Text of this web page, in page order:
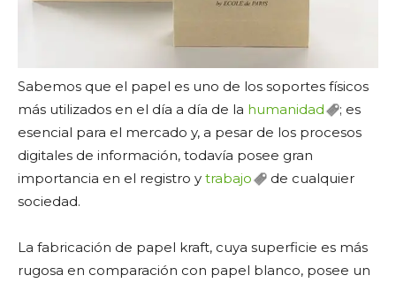
Sabemos que el papel es uno de los soportes físicos
más utilizados en el día a día de la humanidad
; es
esencial para el mercado y, a pesar de los procesos
digitales de información, todavía posee gran
importancia en el registro y trabajo
de cualquier
sociedad.
La fabricación de papel kraft, cuya superficie es más
rugosa en comparación con papel blanco, posee un